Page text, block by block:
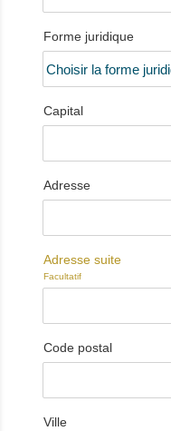
Forme juridique
Capital
Adresse
Adresse suite
Facultatif
Code postal
Ville